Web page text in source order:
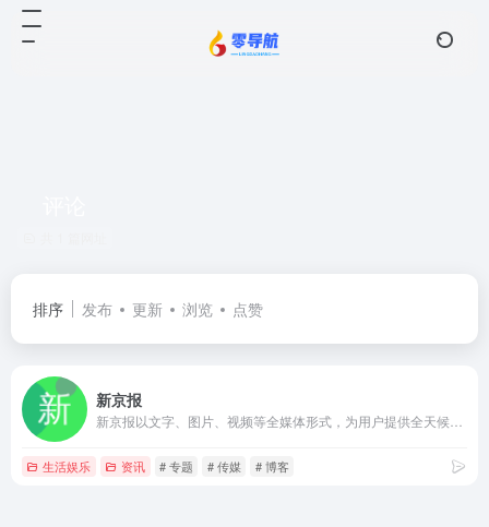
排序 发布 更新 浏览 点赞
新京报
生活娱乐 资讯 # 专题 # 传媒 # 博客